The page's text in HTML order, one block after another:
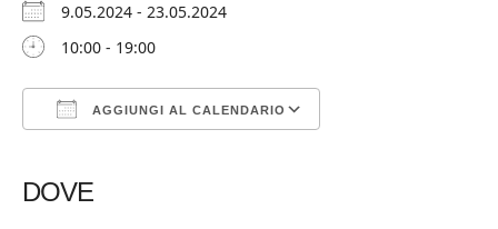
9.05.2024 - 23.05.2024
10:00 - 19:00
AGGIUNGI AL CALENDARIO
DOVE